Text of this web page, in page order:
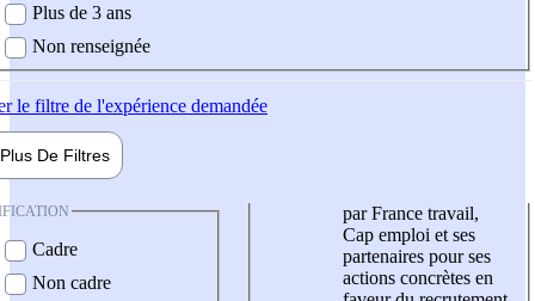
Plus de 3 ans
Non renseignée
le filtre de l'expérience demandée
Plus De Filtres
Cadre
Non cadre
par France travail,
Cap emploi et ses
partenaires pour ses
actions concrètes en